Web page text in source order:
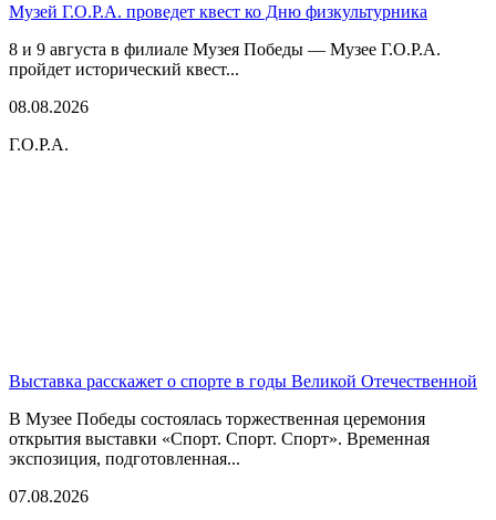
Музей Г.О.Р.А. проведет квест ко Дню физкультурника
8 и 9 августа в филиале Музея Победы — Музее Г.О.Р.А.
пройдет исторический квест...
08.08.2026
Г.О.Р.А.
Выставка расскажет о спорте в годы Великой Отечественной
В Музее Победы состоялась торжественная церемония
открытия выставки «Спорт. Спорт. Спорт». Временная
экспозиция, подготовленная...
07.08.2026